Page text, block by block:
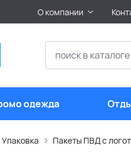
О компании
одежда
Упаковка Пакеты ПВД с